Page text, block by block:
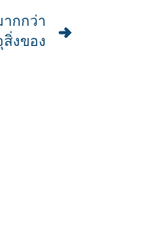
กกว่า
งของ